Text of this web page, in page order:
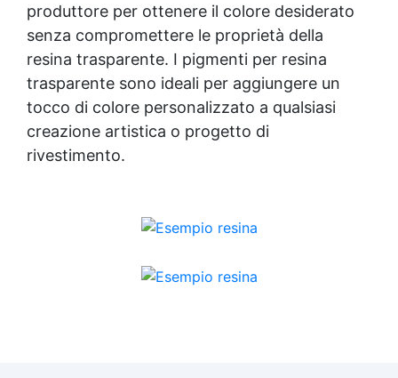
produttore per ottenere il colore desiderato
senza compromettere le proprietà della
resina trasparente. I pigmenti per resina
trasparente sono ideali per aggiungere un
tocco di colore personalizzato a qualsiasi
creazione artistica o progetto di
rivestimento.